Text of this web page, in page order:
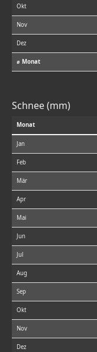
Okt
Nov
Dez
⌀ Monat
Schnee (mm)
Monat
Jan
Feb
Mär
Apr
Mai
Jun
Jul
Aug
Sep
Okt
Nov
Dez